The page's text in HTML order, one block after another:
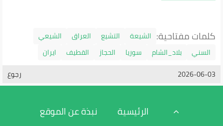
كلمات مفتاحية: الشيعة التشيع العراق
الشيعي
السني
بلاد_الشام سوريا الحجاز القطيف
ايران
رجوع
2026-06-03
الرئيسية
نبذة عن الموقع